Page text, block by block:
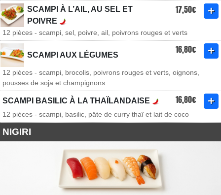
SCAMPI À L’AIL, AU SEL ET
POIVRE
17,50€
12 pièces - scampi, sel, poivre, ail, poivrons rouges et verts
SCAMPI AUX LÉGUMES 16,80€
12 pièces - scampi, brocolis, poivrons rouges et verts, oignons,
pousses de soja et champignons
SCAMPI BASILIC À LA THAÏLANDAISE 16,80€
12 pièces - scampi, basilic, pâte de curry thaï et lait de coco
NIGIRI